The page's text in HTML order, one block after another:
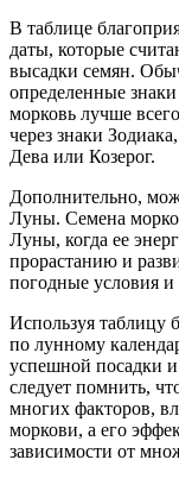
В таблице
даты, которые
высадки семян.
определенные
морковь лучше
через знаки
Дева или Козерог.
Дополнительно,
Луны. Семена
Луны, когда ее
прорастанию и
погодные условия
Используя таблицу
по лунному
успешной посадки
следует помнить,
многих факторов,
моркови, а его
зависимости от